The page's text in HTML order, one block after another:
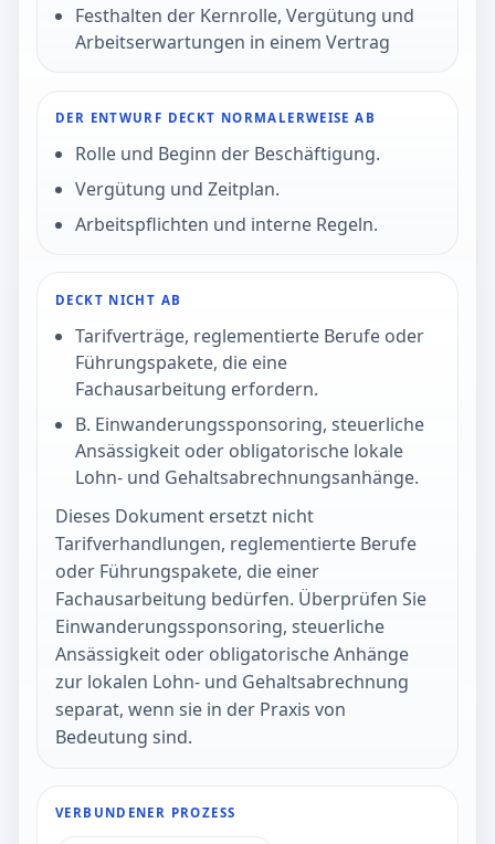
Festhalten der Kernrolle, Vergütung und
Arbeitserwartungen in einem Vertrag
DER ENTWURF DECKT NORMALERWEISE AB
Rolle und Beginn der Beschäftigung.
Vergütung und Zeitplan.
Arbeitspflichten und interne Regeln.
DECKT NICHT AB
Tarifverträge, reglementierte Berufe oder
Führungspakete, die eine
Fachausarbeitung erfordern.
B. Einwanderungssponsoring, steuerliche
Ansässigkeit oder obligatorische lokale
Lohn- und Gehaltsabrechnungsanhänge.
Dieses Dokument ersetzt nicht
Tarifverhandlungen, reglementierte Berufe
oder Führungspakete, die einer
Fachausarbeitung bedürfen. Überprüfen Sie
Einwanderungssponsoring, steuerliche
Ansässigkeit oder obligatorische Anhänge
zur lokalen Lohn- und Gehaltsabrechnung
separat, wenn sie in der Praxis von
Bedeutung sind.
VERBUNDENER PROZESS